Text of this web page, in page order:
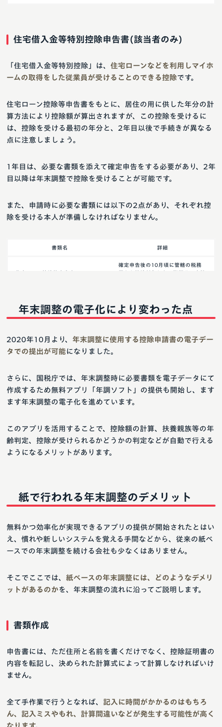
住宅借入金等特別控除申告書(該当者のみ)
「住宅借入金等特別控除」は、 住宅ローンなどを利用しマイホ
ームの取得をした従業員が受けることのできる控除です。
住宅ローン控除等申告書をもとに、居住の用に供した年分の計
算方法により控除額が算出されますが、この控除を受けるに
は、控除を受ける最初の年分と、2年目以後で手続きが異なる
点に注意しましょう。
1年目は、必要な書類を添えて確定申告をする必要があり、2年
目以降は年末調整で控除を受けることが可能です。
また、申請時に必要な書類には以下の2点があり、それぞれ控
除を受ける本人が準備しなければなりません。
書類名 詳細
確定申告後の10月頃に管轄の税務
関から発行。
年末調整の電子化により変わった点
2020年10月より、 年末調整に使用する控除申請書の電子デー
タでの提出が可能になりました。
さらに、国税庁では、年末調整時に必要書類を電子データにて
作成するため無料アプリ「年調ソフト」の提供も開始し、ます
ます年末調整の電子化を進めています。
このアプリを活用することで、控除額の計算、扶養親族等の年
齢判定、控除が受けられるかどうかの判定などが自動で行える
ようになるメリットがあります。
紙で行われる年末調整のデメリット
無料かつ効率化が実現できるアプリの提供が開始されたとはい
え、慣れや新しいシステムを覚える手間などから、従来の紙ベ
ースでの年末調整を続ける会社も少なくはありません。
そこでここでは、 紙ベースの年末調整には、どのようなデメリ
ットがあるのか を、年末調整の流れに沿ってご説明します。
書類作成
申告書には、ただ住所と名前を書くだけでなく、控除証明書の
内容を転記し、決められた計算式によって計算しなければいけ
ません。
全て手作業で行うとなれば、 記入に時間がかかるのはもちろ
ん、記入ミスやもれ、計算間違いなどが発生する可能性が高く